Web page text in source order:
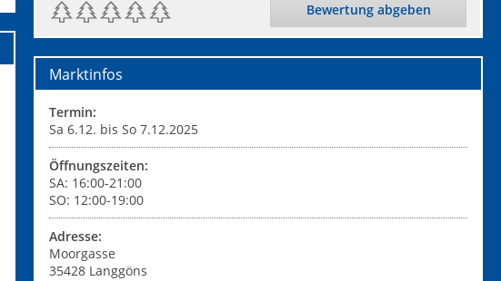
Bewertung abgeben
Marktinfos
Termin:
Sa 6.12. bis So 7.12.2025
Öffnungszeiten:
SA: 16:00-21:00
SO: 12:00-19:00
Adresse:
Moorgasse
35428 Langgöns